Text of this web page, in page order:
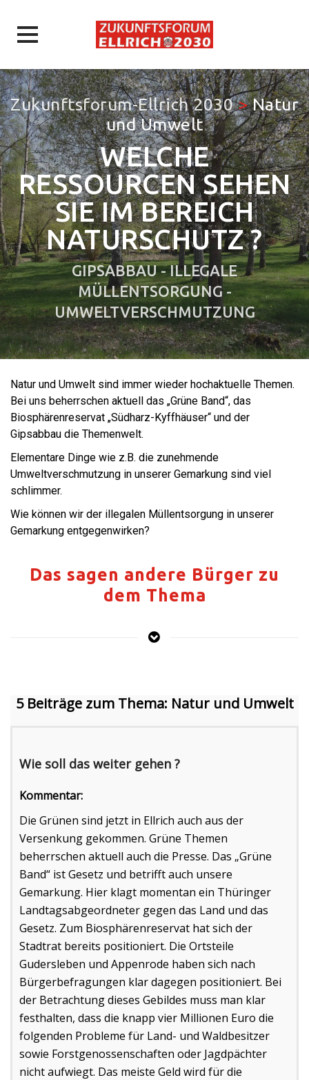
Skip
to
content
Zukunftsforum-Ellrich 2030>Natur
und Umwelt
WELCHE
RESSOURCEN SEHEN
SIE IM BEREICH
NATURSCHUTZ ?
GIPSABBAU - ILLEGALE
MÜLLENTSORGUNG -
UMWELTVERSCHMUTZUNG
Natur und Umwelt sind immer wieder hochaktuelle Themen.
Bei uns beherrschen aktuell das „Grüne Band“, das
Biosphärenreservat „Südharz-Kyffhäuser“ und der
Gipsabbau die Themenwelt.
Elementare Dinge wie z.B. die zunehmende
Umweltverschmutzung in unserer Gemarkung sind viel
schlimmer.
Wie können wir der illegalen Müllentsorgung in unserer
Gemarkung entgegenwirken?
Das sagen andere Bürger zu
dem Thema
5 Beiträge zum Thema: Natur und Umwelt
Wie soll das weiter gehen ?
Kommentar:
Die Grünen sind jetzt in Ellrich auch aus der
Versenkung gekommen. Grüne Themen
beherrschen aktuell auch die Presse. Das „Grüne
Band“ ist Gesetz und betrifft auch unsere
Gemarkung. Hier klagt momentan ein Thüringer
Landtagsabgeordneter gegen das Land und das
Gesetz. Zum Biosphärenreservat hat sich der
Stadtrat bereits positioniert. Die Ortsteile
Gudersleben und Appenrode haben sich nach
Bürgerbefragungen klar dagegen positioniert. Bei
der Betrachtung dieses Gebildes muss man klar
festhalten, dass die knapp vier Millionen Euro die
folgenden Probleme für Land- und Waldbesitzer
sowie Forstgenossenschaften oder Jagdpächter
nicht aufwiegt. Das meiste Geld wird für die